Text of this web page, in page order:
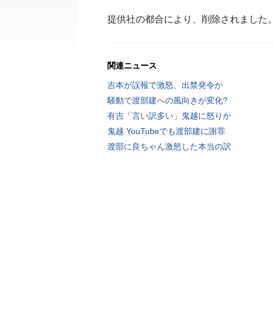
提供社の都合により、削除されました。
関連ニュース
吉本が誤報で激怒、出禁発令か
騒動で渡部建への風向きが変化?
有吉「言い訳多い」鬼越に怒りか
鬼越 YouTubeでも渡部建に謝罪
渡部に良ちゃん激怒した本当の訳